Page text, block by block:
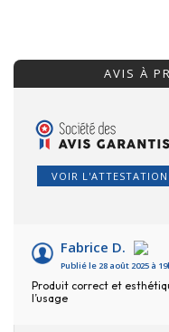
AVIS À
VOIR L'ATTESTATION
Fabrice D.
Publié le 28 août 2025 à
Produit correct et
l’usage